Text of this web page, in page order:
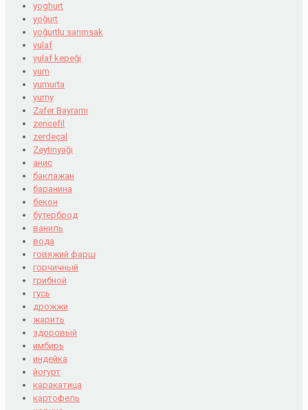
yoghurt
yoğurt
yoğurtlu sarımsak
yulaf
yulaf kepeği
yum
yumurta
yumy
Zafer Bayramı
zencefil
zerdeçal
Zeytinyağı
анис
баклажан
баранина
бекон
бутерброд
ваниль
вода
говяжий фарш
горчичный
грибной
гусь
дрожжи
жарить
здоровый
имбирь
индейка
йогурт
каракатица
картофель